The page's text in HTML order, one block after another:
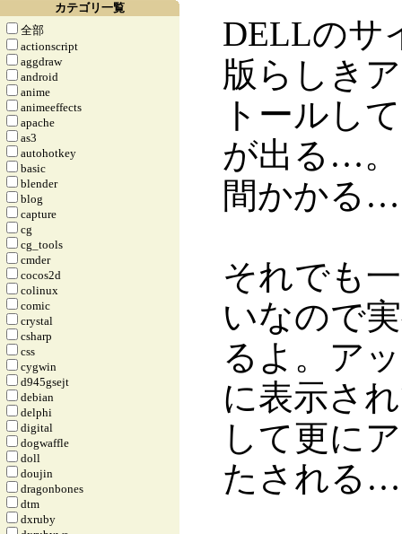
DELLのサ
版らしき
トールし
が出る…。
間かかる
それでも
いなので
るよ。ア
に表示さ
して更に
たされる
カテゴリ一覧
全部
actionscript
aggdraw
android
anime
animeeffects
apache
as3
autohotkey
basic
blender
blog
capture
cg
cg_tools
cmder
cocos2d
colinux
comic
crystal
csharp
css
cygwin
d945gsejt
debian
delphi
digital
dogwaffle
doll
doujin
dragonbones
dtm
dxruby